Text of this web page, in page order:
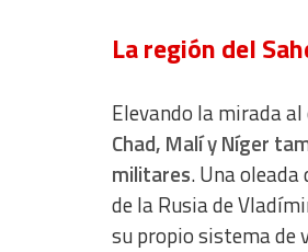
La región del
Elevando la mirada
Chad, Malí y Níger
militares. Una
de la Rusia de
su propio sistema de
IAB Special Features:
Identify devices based on
Non-IAB processing purposes: